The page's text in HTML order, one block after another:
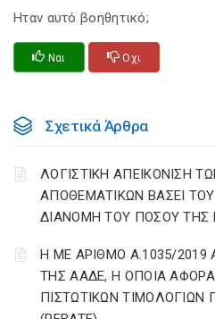
Ηταν αυτό βοηθητικό;
Ναι Οχι
Σχετικά Άρθρα
ΛΟΓΙΣΤΙΚΗ ΑΠΕΙΚΟΝΙΣΗ
ΑΠΟΘΕΜΑΤΙΚΩΝ ΒΑΣΕΙ ΤΟΥ
ΔΙΑΝΟΜΗ ΤΟΥ ΠΟΣΟΥ ΤΗΣ
Η ΜΕ ΑΡΙΘΜΟ Α.1035/
ΤΗΣ ΑΑΔΕ, Η ΟΠΟΙΑ
ΠΙΣΤΩΤΙΚΩΝ ΤΙΜΟΛΟΓΙΩΝ